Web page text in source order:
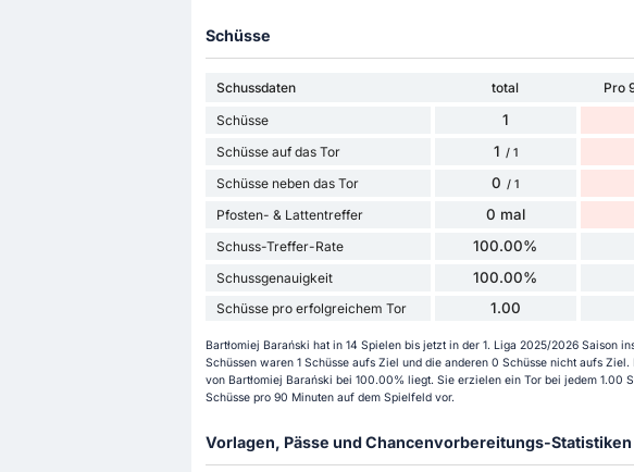
Schüsse
Schussdaten total Pro
Schüsse
1
Schüsse auf das Tor 1 / 1
Schüsse neben das Tor 0 / 1
Pfosten- & Lattentreffer 0 mal
Schuss-Treffer-Rate 100.00%
Schussgenauigkeit 100.00%
Schüsse pro erfolgreichem Tor 1.00
Bartłomiej Barański hat in 14 Spielen bis jetzt in der 1. Liga 2025/2026 Saison
Schüssen waren 1 Schüsse aufs Ziel und die anderen 0 Schüsse nicht aufs
von Bartłomiej Barański bei 100.00% liegt. Sie erzielen ein Tor bei jedem 1.00
Schüsse pro 90 Minuten auf dem Spielfeld vor.
Vorlagen, Pässe und Chancenvorbereitungs-Statistiken